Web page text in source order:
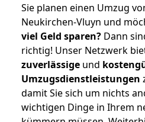
Sie planen einen Umzug
Neukirchen-Vluyn und
viel Geld sparen? Dann
richtig! Unser Netzwerk
zuverlässige und
Umzugsdienstleistungen
damit Sie sich um nichts
wichtigen Dinge in Ihrem